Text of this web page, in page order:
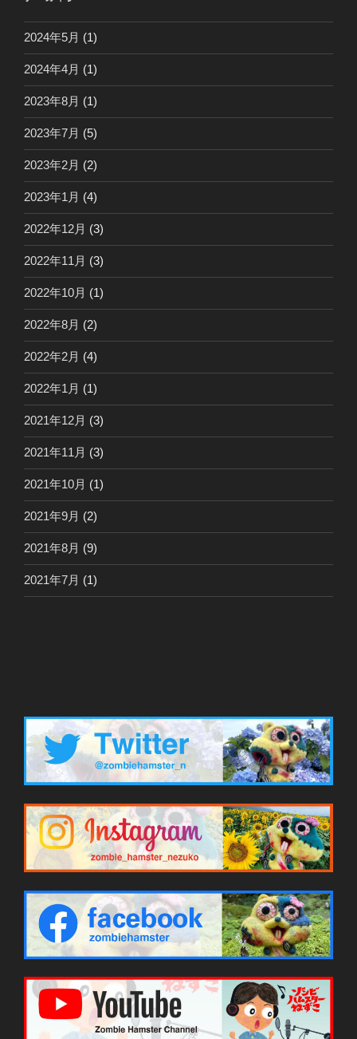
2024年5月 (1)
2024年4月 (1)
2023年8月 (1)
2023年7月 (5)
2023年2月 (2)
2023年1月 (4)
2022年12月 (3)
2022年11月 (3)
2022年10月 (1)
2022年8月 (2)
2022年2月 (4)
2022年1月 (1)
2021年12月 (3)
2021年11月 (3)
2021年10月 (1)
2021年9月 (2)
2021年8月 (9)
2021年7月 (1)